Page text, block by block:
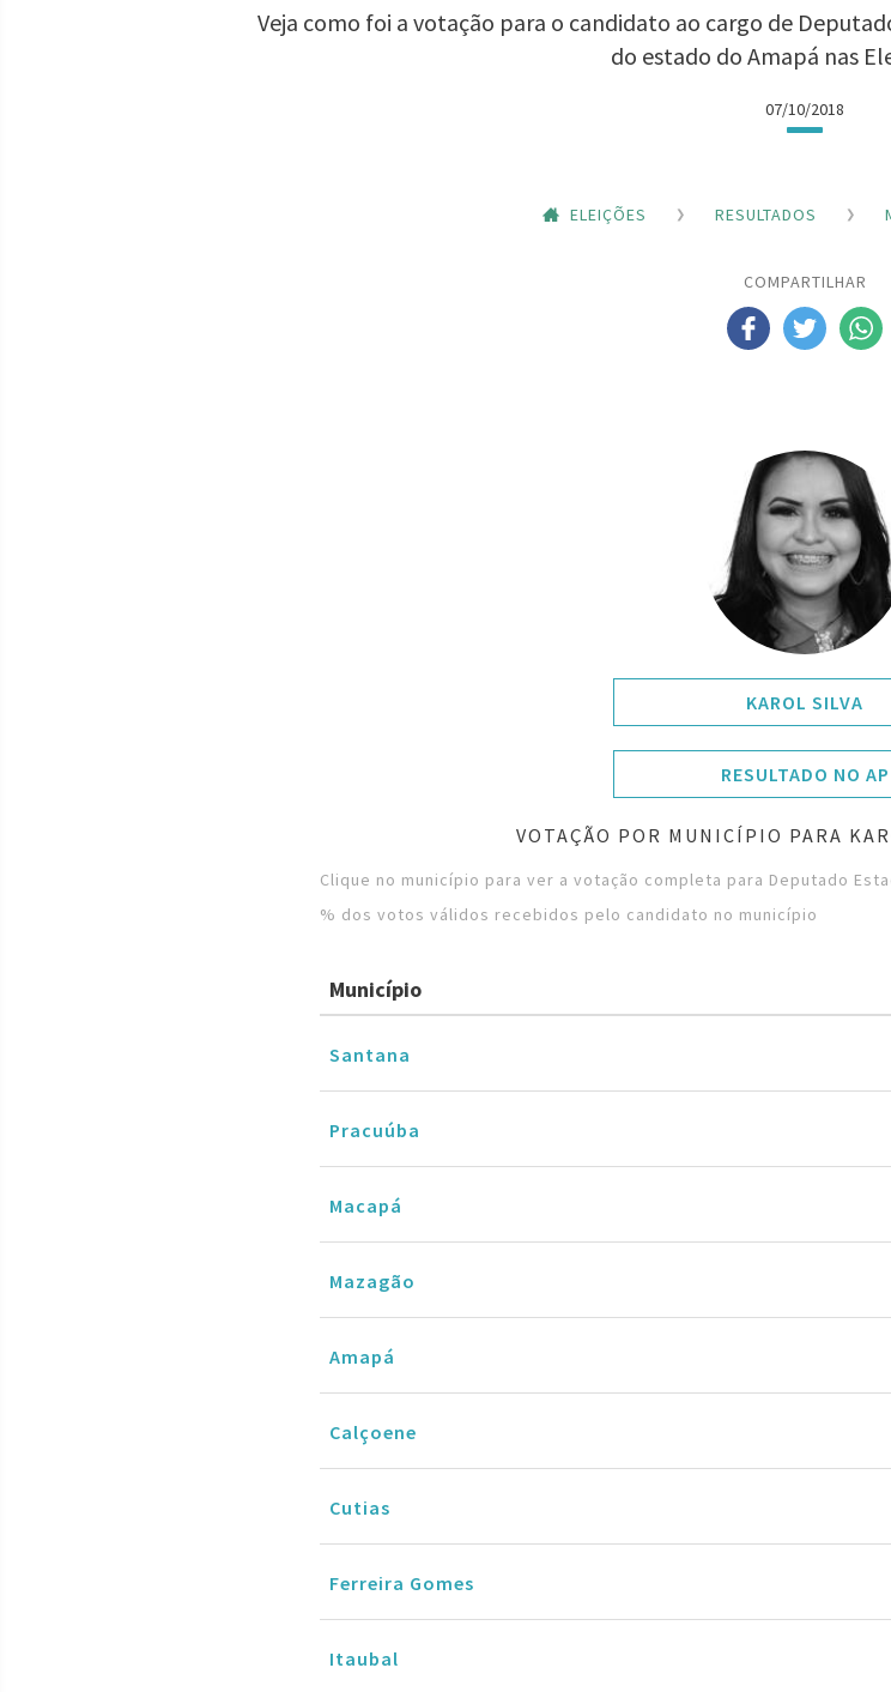
Veja como foi a votação para o candidato ao cargo de
do estado do Amapá nas
07/10/2018
ELEIÇÕES RESULTADOS
COMPARTILHAR
KAROL SILVA
RESULTADO NO AP
VOTAÇÃO POR MUNICÍPIO PARA
Clique no município para ver a votação completa para Deputado
% dos votos válidos recebidos pelo candidato no município
Município
Santana
Pracuúba
Macapá
Mazagão
Amapá
Calçoene
Cutias
Ferreira Gomes
Itaubal